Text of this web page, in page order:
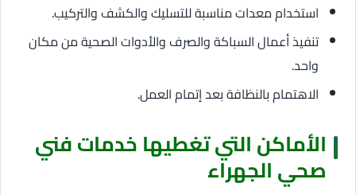
استخدام معدات مناسبة للتسليك والكشف والتركيب.
تنفيذ أعمال السباكة والصرف والأدوات الصحية من مكان
واحد.
الاهتمام بالنظافة بعد إتمام العمل.
الأماكن التي تغطيها خدمات فني
صحي الجهراء